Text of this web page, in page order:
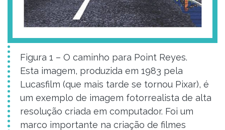
Figura 1 – O caminho para Point Reyes.
Esta imagem, produzida em 1983 pela
Lucasfilm (que mais tarde se tornou Pixar), é
um exemplo de imagem fotorrealista de alta
resolução criada em computador. Foi um
marco importante na criação de filmes